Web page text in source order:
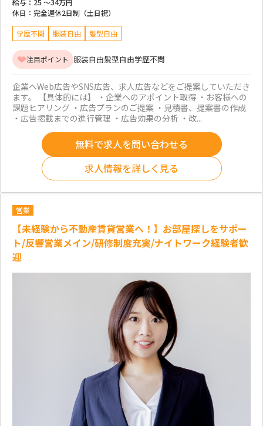
給与： 25 ～34万円
休日： 完全週休2日制（土日祝）
学歴不問 服装自由 髪型自由
注目ポイント 服装自由髪型自由学歴不問
企業へWeb広告やSNS広告、求人広告などをご提案していただき
ます。 【具体的には】 ・企業へのアポイント取得 ・お客様への
課題ヒアリング ・広告プランのご提案 ・見積書、提案書の作成
・広告掲載までの進行管理 ・広告効果の分析 ・改...
無料で求人を問い合わせる
求人情報を詳しく見る
営業
【未経験から不動産賃貸営業へ！】お部屋探しをサポー
ト/反響営業メイン/研修制度充実/ナイトワーク経験者歓
迎